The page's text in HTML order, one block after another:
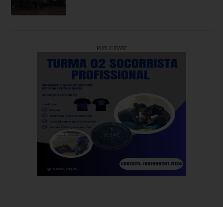
PUBLICIDADE